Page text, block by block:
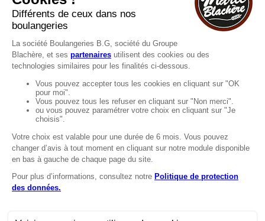
FAQ
Recrutement
MENTIONS
Mentions légales
Protection des données
LignÉthique
Caractéristiques environnementales des